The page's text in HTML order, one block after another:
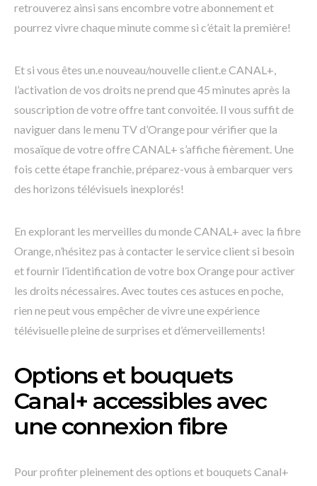
retrouverez ainsi sans encombre votre abonnement et
pourrez vivre chaque minute comme si c’était la première!
Et si vous êtes un.e nouveau/nouvelle client.e CANAL+,
l’activation de vos droits ne prend que 45 minutes après la
souscription de votre offre tant convoitée. Il vous suffit de
naviguer dans le menu TV d’Orange pour vérifier que la
mosaïque de votre offre CANAL+ s’affiche fièrement. Une
fois cette étape franchie, préparez-vous à embarquer vers
des horizons télévisuels inexplorés!
En explorant les merveilles du monde CANAL+ avec la fibre
Orange, n’hésitez pas à contacter le service client si besoin
et fournir l’identification de votre box Orange pour activer
les droits nécessaires. Avec toutes ces astuces en poche,
rien ne peut vous empêcher de vivre une expérience
télévisuelle pleine de surprises et d’émerveillements!
Options et bouquets
Canal+ accessibles avec
une connexion fibre
Pour profiter pleinement des options et bouquets Canal+